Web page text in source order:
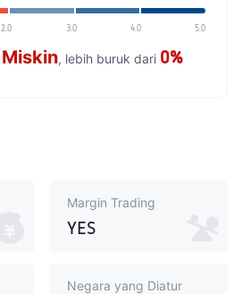
2.0 3.0 4.0 5.0
Miskin, lebih buruk dari 0%
Margin Trading
YES
Negara yang Diatur